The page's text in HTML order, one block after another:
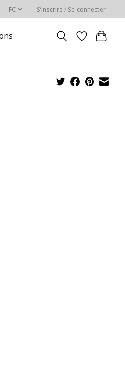
FC S’inscrire / Se connecter